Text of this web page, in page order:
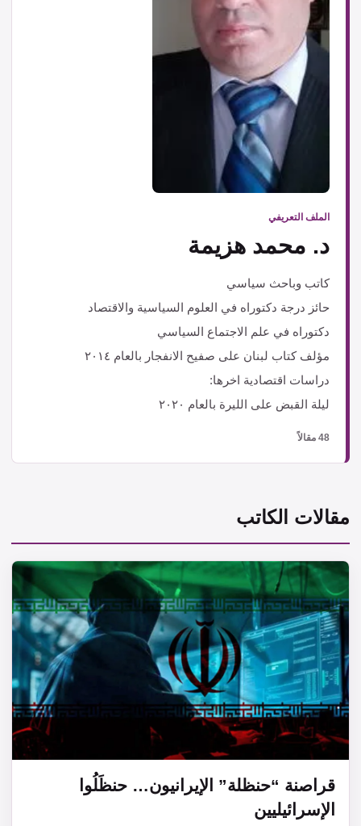
الملف التعريفي
د. محمد هزيمة
كاتب وباحث سياسي
حائز درجة دكتوراه في العلوم السياسية والاقتصاد
دكتوراه في علم الاجتماع السياسي
مؤلف كتاب لبنان على صفيح الانفجار بالعام ٢٠١٤
دراسات اقتصادية اخرها:
ليلة القبض على الليرة بالعام ٢٠٢٠
48 مقالاً
مقالات الكاتب
قراصنة “حنظلة” الإيرانيون… حنظَلُوا
الإسرائيليين